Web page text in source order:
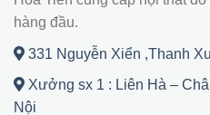
hàng đầu.
331 Nguyễn Xiển ,Thanh
Xưởng sx 1 : Liên Hà –
Nội